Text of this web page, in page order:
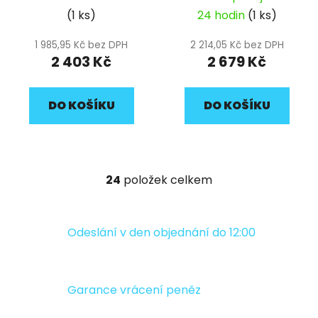
(1 ks)
1 985,95 Kč bez DPH
2 403 Kč
DO KOŠÍKU
24 hodin (1 ks)
2 214,05 Kč bez DPH
2 679 Kč
DO KOŠÍKU
O
á
c
í
24 položek celkem
Odeslání v den objednání do 12:00
Garance vrácení peněz